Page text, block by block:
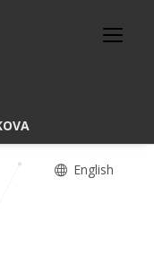
English